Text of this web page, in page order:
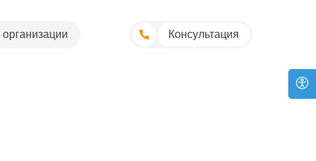
Консультация